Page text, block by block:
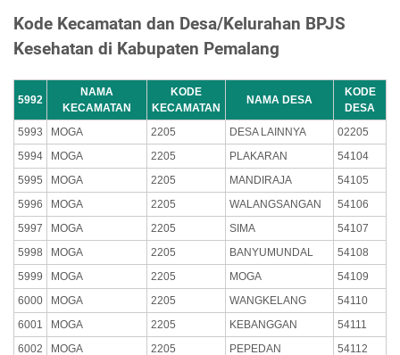
Kode Kecamatan dan Desa/Kelurahan BPJS
Kesehatan di Kabupaten Pemalang
5992
NAMA
KECAMATAN
KODE
KECAMATAN
NAMA DESA
KODE
DESA
5993
MOGA 2205 DESA LAINNYA
02205
5994
MOGA 2205 PLAKARAN
54104
5995
MOGA 2205 MANDIRAJA
54105
5996
MOGA 2205 WALANGSANGAN
54106
5997
MOGA 2205 SIMA
54107
5998
MOGA 2205 BANYUMUNDAL
54108
5999
MOGA 2205 MOGA
54109
6000
MOGA 2205 WANGKELANG
54110
6001
MOGA 2205 KEBANGGAN
54111
6002
MOGA 2205 PEPEDAN
54112